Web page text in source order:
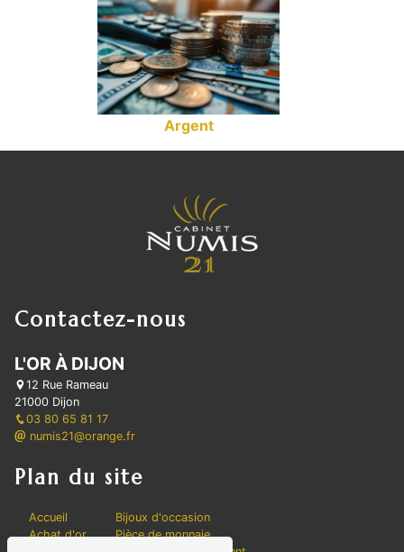
Argent
Contactez-nous
L'OR À DIJON
12 Rue Rameau
21000 Dijon
03 80 65 81 17
numis21@orange.fr
Plan du site
Accueil
Achat d'or
Bijoux d'occasion
Pièce de monnaie